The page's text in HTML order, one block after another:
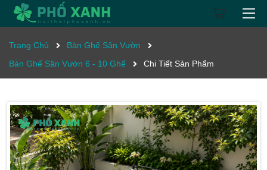
Trang Chủ
Bàn Ghế Sân Vườn
Bàn Ghế Sân Vườn 6 - 10 Ghế
Chi Tiết Sản Phẩm